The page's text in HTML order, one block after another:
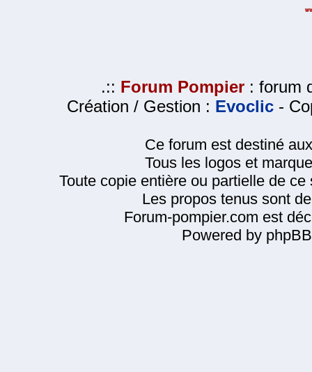
.:: Forum Pompier : forum
Création / Gestion : Evoclic -
Ce forum est destiné
Tous les logos et
Toute copie entière ou partielle de
Les propos tenus sont
Forum-pompier.com est
Powered by